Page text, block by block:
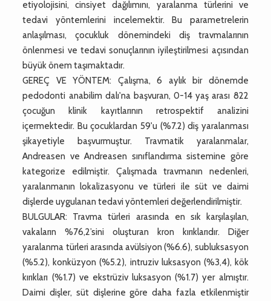
etiyolojisini, cinsiyet dağılımını, yaralanma türlerini ve
tedavi yöntemlerini incelemektir. Bu parametrelerin
anlaşılması, çocukluk dönemindeki diş travmalarının
önlenmesi ve tedavi sonuçlarının iyileştirilmesi açısından
büyük önem taşımaktadır.
GEREÇ VE YÖNTEM: Çalışma, 6 aylık bir dönemde
pedodonti anabilim dalı'na başvuran, 0-14 yaş arası 822
çocuğun klinik kayıtlarının retrospektif analizini
içermektedir. Bu çocuklardan 59'u (%7.2) diş yaralanması
şikayetiyle başvurmuştur. Travmatik yaralanmalar,
Andreasen ve Andreasen sınıflandırma sistemine göre
kategorize edilmiştir. Çalışmada travmanın nedenleri,
yaralanmanın lokalizasyonu ve türleri ile süt ve daimi
dişlerde uygulanan tedavi yöntemleri değerlendirilmiştir.
BULGULAR: Travma türleri arasında en sık karşılaşılan,
vakaların %76,2’sini oluşturan kron kırıklarıdır. Diğer
yaralanma türleri arasında avülsiyon (%6.6), subluksasyon
(%5.2), konküzyon (%5.2), intruziv luksasyon (%3,4), kök
kırıkları (%1.7) ve ekstrüziv luksasyon (%1.7) yer almıştır.
Daimi dişler, süt dişlerine göre daha fazla etkilenmiştir